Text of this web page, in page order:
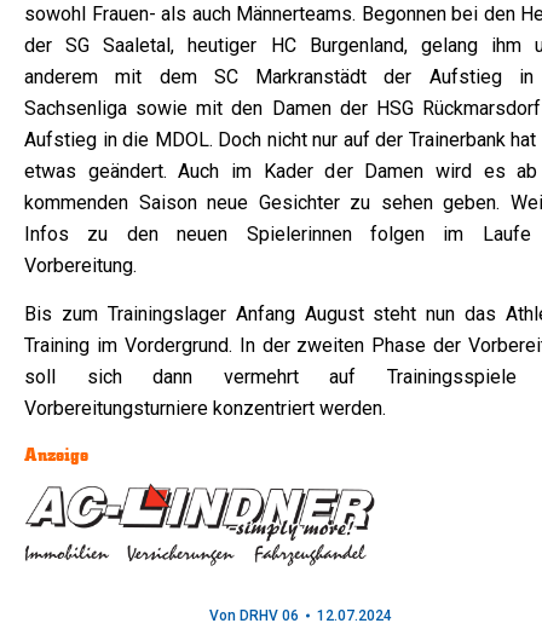
sowohl Frauen- als auch Männerteams. Begonnen bei den
der SG Saaletal, heutiger HC Burgenland, gelang ihm
anderem mit dem SC Markranstädt der Aufstieg
Sachsenliga sowie mit den Damen der HSG
Aufstieg in die MDOL. Doch nicht nur auf der Trainerbank
etwas geändert. Auch im Kader der Damen wird es
kommenden Saison neue Gesichter zu sehen geben.
Infos zu den neuen Spielerinnen folgen im Laufe
Vorbereitung.
Bis zum Trainingslager Anfang August steht nun das
Training im Vordergrund. In der zweiten Phase der
soll sich dann vermehrt auf Trainingsspiele
Vorbereitungsturniere konzentriert werden.
Anzeige
Von DRHV 06 12.07.2024